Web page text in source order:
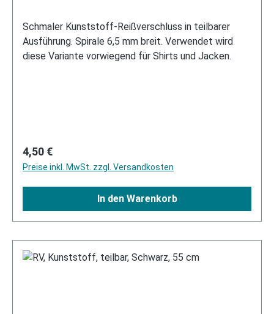
Schmaler Kunststoff-Reißverschluss in teilbarer
Ausführung. Spirale 6,5 mm breit. Verwendet wird
diese Variante vorwiegend für Shirts und Jacken.
Regulärer Preis:
4,50 €
Preise inkl. MwSt. zzgl. Versandkosten
In den Warenkorb